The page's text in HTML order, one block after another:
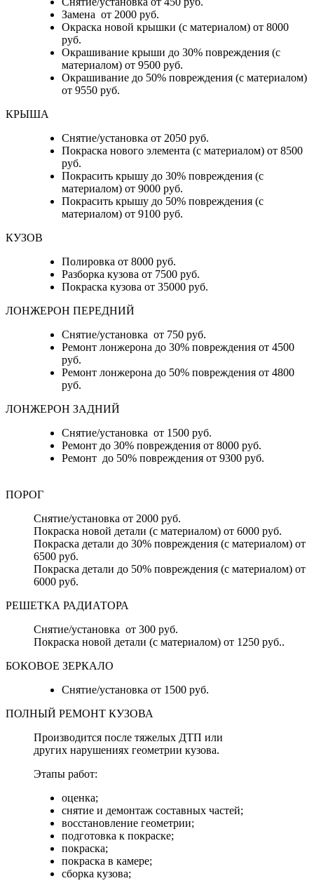
Замена от 2000 руб.
Окраска новой крышки (с материалом) от 8000
руб.
Окрашивание крыши до 30% повреждения (с
материалом) от 9500 руб.
Окрашивание до 50% повреждения (с материалом)
от 9550 руб.
КРЫША
Снятие/установка от 2050 руб.
Покраска нового элемента (с материалом) от 8500
руб.
Покрасить крышу до 30% повреждения (с
материалом) от 9000 руб.
Покрасить крышу до 50% повреждения (с
материалом) от 9100 руб.
КУЗОВ
Полировка от 8000 руб.
Разборка кузова от 7500 руб.
Покраска кузова от 35000 руб.
ЛОНЖЕРОН ПЕРЕДНИЙ
Снятие/установка от 750 руб.
Ремонт лонжерона до 30% повреждения от 4500
руб.
Ремонт лонжерона до 50% повреждения от 4800
руб.
ЛОНЖЕРОН ЗАДНИЙ
Снятие/установка от 1500 руб.
Ремонт до 30% повреждения от 8000 руб.
Ремонт до 50% повреждения от 9300 руб.
ПОРОГ
Снятие/установка от 2000 руб.
Покраска новой детали (с материалом) от 6000 руб.
Покраска детали до 30% повреждения (с материалом) от
6500 руб.
Покраска детали до 50% повреждения (с материалом) от
6000 руб.
РЕШЕТКА РАДИАТОРА
Снятие/установка от 300 руб.
Покраска новой детали (с материалом) от 1250 руб..
БОКОВОЕ ЗЕРКАЛО
Снятие/установка от 1500 руб.
ПОЛНЫЙ РЕМОНТ КУЗОВА
Производится после тяжелых ДТП или
других нарушениях геометрии кузова.
Этапы работ:
оценка;
снятие и демонтаж составных частей;
восстановление геометрии;
подготовка к покраске;
покраска;
покраска в камере;
сборка кузова;